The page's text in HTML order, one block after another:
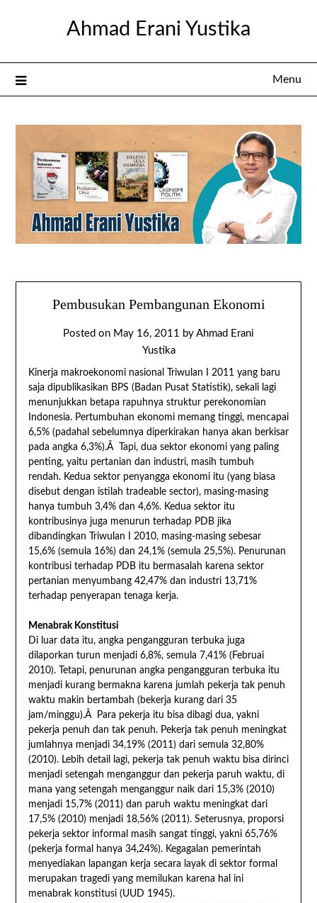
Ahmad Erani Yustika
Menu
Pembusukan Pembangunan Ekonomi
Posted on May 16, 2011 by Ahmad Erani
Yustika
Kinerja makroekonomi nasional Triwulan I 2011 yang baru
saja dipublikasikan BPS (Badan Pusat Statistik), sekali lagi
menunjukkan betapa rapuhnya struktur perekonomian
Indonesia. Pertumbuhan ekonomi memang tinggi, mencapai
6,5% (padahal sebelumnya diperkirakan hanya akan berkisar
pada angka 6,3%).Â Tapi, dua sektor ekonomi yang paling
penting, yaitu pertanian dan industri, masih tumbuh
rendah. Kedua sektor penyangga ekonomi itu (yang biasa
disebut dengan istilah tradeable sector), masing-masing
hanya tumbuh 3,4% dan 4,6%. Kedua sektor itu
kontribusinya juga menurun terhadap PDB jika
dibandingkan Triwulan I 2010, masing-masing sebesar
15,6% (semula 16%) dan 24,1% (semula 25,5%). Penurunan
kontribusi terhadap PDB itu bermasalah karena sektor
pertanian menyumbang 42,47% dan industri 13,71%
terhadap penyerapan tenaga kerja.
Menabrak Konstitusi
Di luar data itu, angka pengangguran terbuka juga
dilaporkan turun menjadi 6,8%, semula 7,41% (Februai
2010). Tetapi, penurunan angka pengangguran terbuka itu
menjadi kurang bermakna karena jumlah pekerja tak penuh
waktu makin bertambah (bekerja kurang dari 35
jam/minggu).Â Para pekerja itu bisa dibagi dua, yakni
pekerja penuh dan tak penuh. Pekerja tak penuh meningkat
jumlahnya menjadi 34,19% (2011) dari semula 32,80%
(2010). Lebih detail lagi, pekerja tak penuh waktu bisa dirinci
menjadi setengah menganggur dan pekerja paruh waktu, di
mana yang setengah menganggur naik dari 15,3% (2010)
menjadi 15,7% (2011) dan paruh waktu meningkat dari
17,5% (2010) menjadi 18,56% (2011). Seterusnya, proporsi
pekerja sektor informal masih sangat tinggi, yakni 65,76%
(pekerja formal hanya 34,24%). Kegagalan pemerintah
menyediakan lapangan kerja secara layak di sektor formal
merupakan tragedi yang memilukan karena hal ini
menabrak konstitusi (UUD 1945).